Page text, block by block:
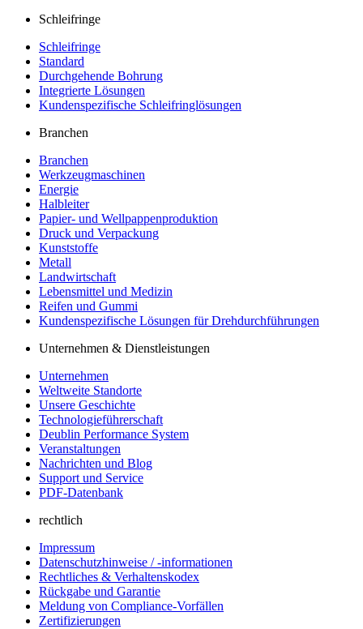
Schleifringe
Schleifringe
Standard
Durchgehende Bohrung
Integrierte Lösungen
Kundenspezifische Schleifringlösungen
Branchen
Branchen
Werkzeugmaschinen
Energie
Halbleiter
Papier- und Wellpappenproduktion
Druck und Verpackung
Kunststoffe
Metall
Landwirtschaft
Lebensmittel und Medizin
Reifen und Gummi
Kundenspezifische Lösungen für Drehdurchführungen
Unternehmen & Dienstleistungen
Unternehmen
Weltweite Standorte
Unsere Geschichte
Technologieführerschaft
Deublin Performance System
Veranstaltungen
Nachrichten und Blog
Support und Service
PDF-Datenbank
rechtlich
Impressum
Datenschutzhinweise / -informationen
Rechtliches & Verhaltenskodex
Rückgabe und Garantie
Meldung von Compliance-Vorfällen
Zertifizierungen